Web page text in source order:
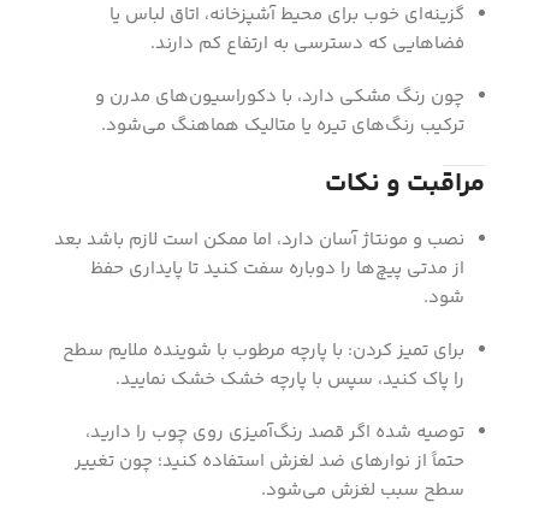
گزینه‌ای خوب برای محیط آشپزخانه، اتاق لباس یا
فضاهایی که دسترسی به ارتفاع کم دارند.
چون رنگ مشکی دارد، با دکوراسیون‌های مدرن و
ترکیب رنگ‌های تیره یا متالیک هماهنگ می‌شود.
مراقبت و نکات
نصب و مونتاژ آسان دارد، اما ممکن است لازم باشد بعد
از مدتی پیچ‌ها را دوباره سفت کنید تا پایداری حفظ
شود.
برای تمیز کردن: با پارچه مرطوب با شوینده ملایم سطح
را پاک کنید، سپس با پارچه خشک خشک نمایید.
توصیه شده اگر قصد رنگ‌آمیزی روی چوب را دارید،
حتماً از نوارهای ضد لغزش استفاده کنید؛ چون تغییر
سطح سبب لغزش می‌شود.